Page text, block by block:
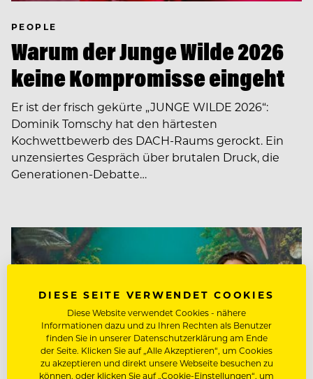
PEOPLE
Warum der Junge Wilde 2026
keine Kompromisse eingeht
Er ist der frisch gekürte „JUNGE WILDE 2026“:
Dominik Tomschy hat den härtesten
Kochwettbewerb des DACH-Raums gerockt. Ein
unzensiertes Gespräch über brutalen Druck, die
Generationen-Debatte…
DIESE SEITE VERWENDET COOKIES
Diese Website verwendet Cookies - nähere
Informationen dazu und zu Ihren Rechten als Benutzer
finden Sie in unserer Datenschutzerklärung am Ende
der Seite. Klicken Sie auf „Alle Akzeptieren“, um Cookies
zu akzeptieren und direkt unsere Webseite besuchen zu
können, oder klicken Sie auf „Cookie-Einstellungen“, um